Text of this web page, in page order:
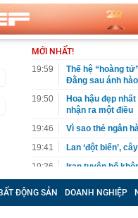
MỚI NHẤT!
19:59
Thế hệ “hoàng
Đằng sau ánh
19:50
Hoa hậu đẹp
nhận ra một điều
19:46
Vì sao thẻ ngân
19:41
Lan ‘đột biến’,
19:36
Iran tuyên bố
19:30
Lãnh án tù vì
19:29
VPBank "cảnh
BẤT ĐỘNG SẢN DOANH NGHIỆP